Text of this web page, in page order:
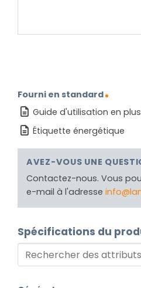
Fourni en standard
Guide d'utilisation en
Étiquette énergétique
AVEZ-VOUS UNE
Contactez-nous. Vous
e-mail à l'adresse
Spécifications du